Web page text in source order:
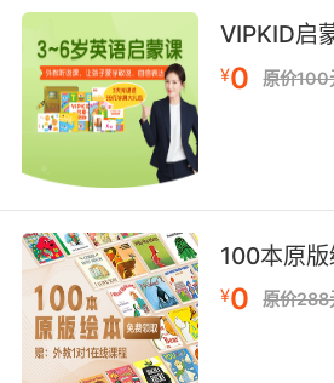
稳定性。数据显示，VIPKID学
行业平均水平高22%，这与
密切相关。
师生互动深度同样至关重要
模式允许每节课产生150-
线下大班课的30次。加州大
实验表明，高频次互动能使语
学员小美（化名）通过与外教
论，不仅掌握了议事规则术
逻辑思辨的能力，这种综合
课程的独特价值。
VIPKID启
¥0 原价100
100本原
¥0 原价288